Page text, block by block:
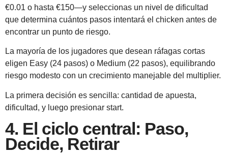
€0.01 o hasta €150—y seleccionas un nivel de dificultad
que determina cuántos pasos intentará el chicken antes de
encontrar un punto de riesgo.
La mayoría de los jugadores que desean ráfagas cortas
eligen Easy (24 pasos) o Medium (22 pasos), equilibrando
riesgo modesto con un crecimiento manejable del multiplier.
La primera decisión es sencilla: cantidad de apuesta,
dificultad, y luego presionar start.
4. El ciclo central: Paso,
Decide, Retirar